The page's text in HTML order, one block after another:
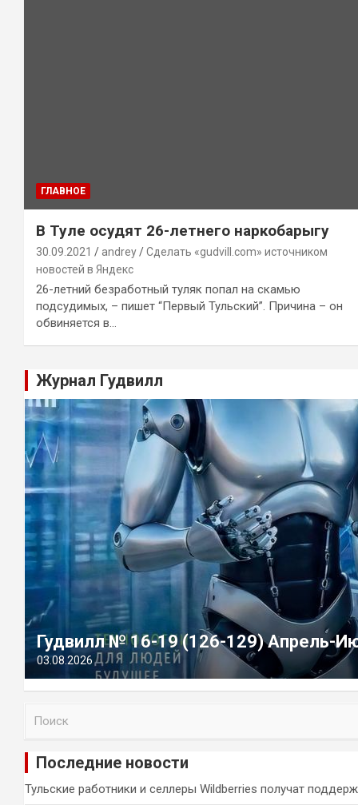
ГЛАВНОЕ
В Туле осудят 26-летнего наркобарыгу
30.09.2021 andrey
Сделать «gudvill.com» источником
новостей в Яндекс
26-летний безработный туляк попал на скамью
подсудимых, – пишет “Первый Тульский”. Причина – он
обвиняется в…
Журнал Гудвилл
Гудвилл № 16-19 (126-129) Апрель-
03.08.2026
Последние новости
Тульские работники и селлеры Wildberries получат